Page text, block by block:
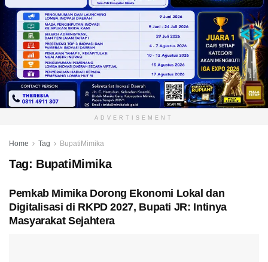
ADVERTISEMENT
Home Tag BupatiMimika
Tag: BupatiMimika
Pemkab Mimika Dorong Ekonomi Lokal dan
Digitalisasi di RKPD 2027, Bupati JR: Intinya
Masyarakat Sejahtera